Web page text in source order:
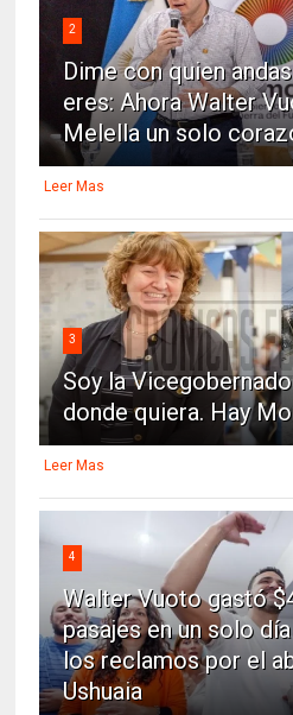
2
Dime con quien
eres: Ahora Walter
Melella un solo
Leer Mas
3
Soy la
donde quiera. Hay
Leer Mas
4
Walter Vuoto gastó
pasajes en un solo
los reclamos por el
Ushuaia